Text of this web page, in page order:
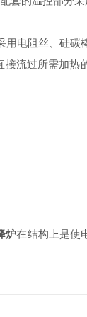
电阻丝、硅碳
流过所需加热
炉在结构上是使